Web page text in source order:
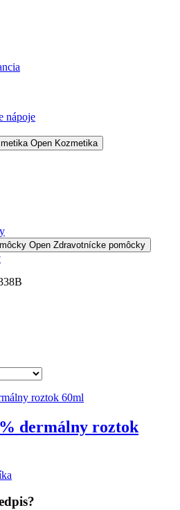
nápoje
Open Kozmetika
Open Zdravotnícke pomôcky
dermálny roztok